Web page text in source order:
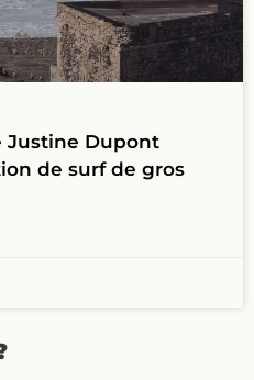
Justine Dupont
de surf de gros